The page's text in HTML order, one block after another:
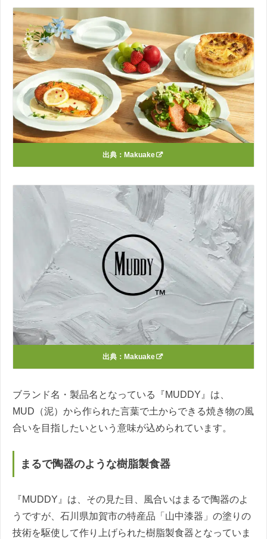
出典： Makuake
出典： Makuake
ブランド名・製品名となっている『MUDDY』は、
MUD（泥）から作られた言葉で土からできる焼き物の風
合いを目指したいという意味が込められています。
まるで陶器のような樹脂製食器
『MUDDY』は、その見た目、風合いはまるで陶器のよ
うですが、石川県加賀市の特産品「山中漆器」の塗りの
技術を駆使して作り上げられた樹脂製食器となっていま